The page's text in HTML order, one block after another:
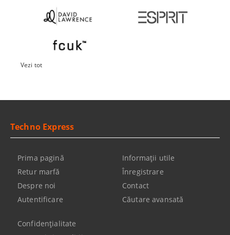
Vezi tot
Techno Express
Prima pagină
Retur marfă
Despre noi
Autentificare
Informaţii utile
Înregistrare
Contact
Căutare avansată
Confidenţialitate